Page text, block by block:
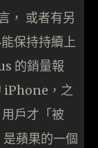
， 或者有另
保持持續上
的銷量報
iPhone，之
戶才「被
蘋果的一個